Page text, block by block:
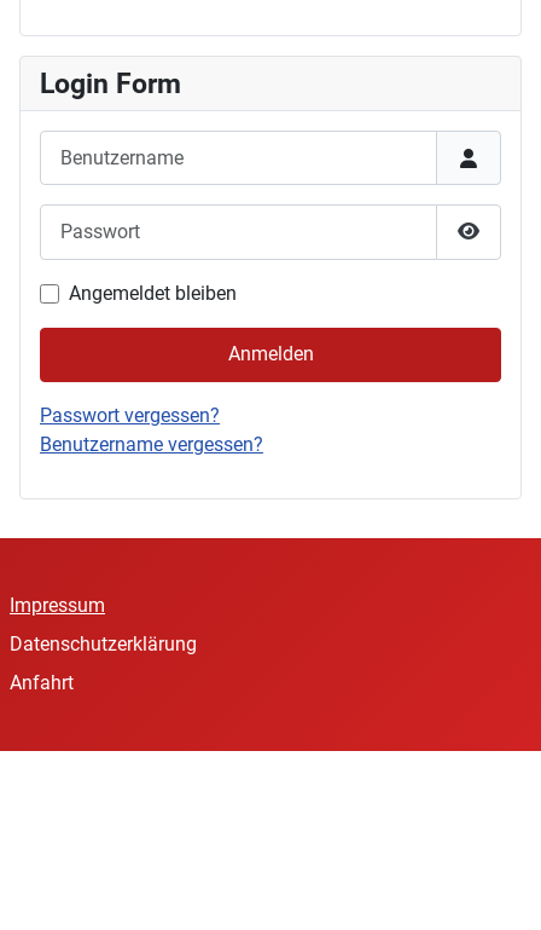
Login Form
Angemeldet bleiben
Anmelden
Passwort vergessen?
Benutzername vergessen?
Impressum
Datenschutzerklärung
Anfahrt